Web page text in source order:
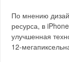
По мнению
ресурса, в
улучшенная
12-